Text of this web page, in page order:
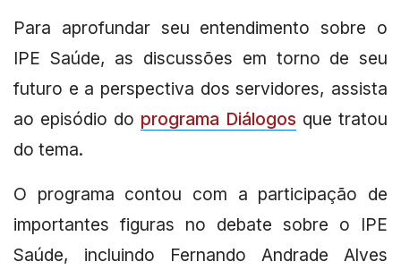
Para aprofundar seu entendimento sobre o
IPE Saúde, as discussões em torno de seu
futuro e a perspectiva dos servidores, assista
ao episódio do programa Diálogos que tratou
do tema.
O programa contou com a participação de
importantes figuras no debate sobre o IPE
Saúde, incluindo Fernando Andrade Alves